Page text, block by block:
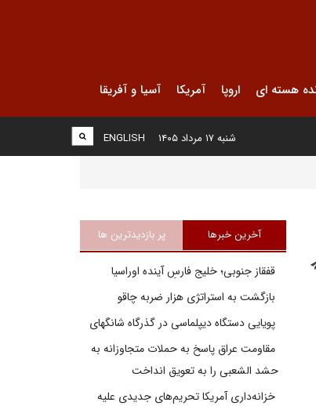
هسته ای اروپا آمریکا آسیا و آفریقا
ENGLISH شنبه ۱۷ مرداد ۱۴۰۵
آخرین خبرها پر بازدیدترین ها
قفقاز جنوبی؛ خلیج فارسِ آینده اوراسیا
بازگشت به استراتژی هزار ضربه چاقو
پویایی دستگاه دیپلماسی در گذرگاه شانگهای
مقاومت عراق پاسخ به حملات متجاوزانه به
حشد الشعبی را به تعویق انداخت
خزانه‌داری آمریکا تحریم‌های جدیدی علیه